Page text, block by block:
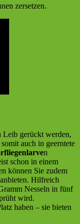
zersetzen.
Leib gerückt werden,
auch in geerntete
n
schon in einem
können Sie zudem
Hilfreich
Nesseln in fünf
wird.
haben – sie bieten